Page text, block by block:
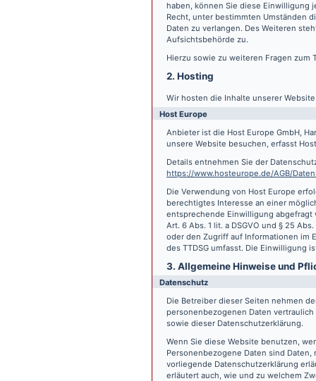
haben, können Sie diese Einwilligung
Recht, unter bestimmten Umständen
Daten zu verlangen. Des Weiteren
Aufsichtsbehörde zu.
Hierzu sowie zu weiteren Fragen zum
2. Hosting
Wir hosten die Inhalte unserer
Host Europe
Anbieter ist die Host Europe GmbH,
unsere Website besuchen, erfasst
Details entnehmen Sie der
https://www.hosteurope.de/AGB/
Die Verwendung von Host Europe
berechtigtes Interesse an einer
entsprechende Einwilligung abgefragt
Art. 6 Abs. 1 lit. a DSGVO und § 25
oder den Zugriff auf Informationen im
des TTDSG umfasst. Die Einwilligung
3. Allgemeine Hinweise und
Datenschutz
Die Betreiber dieser Seiten nehmen
personenbezogenen Daten
sowie dieser Datenschutzerklärung.
Wenn Sie diese Website benutzen,
Personenbezogene Daten sind
vorliegende Datenschutzerklärung
erläutert auch, wie und zu welchem